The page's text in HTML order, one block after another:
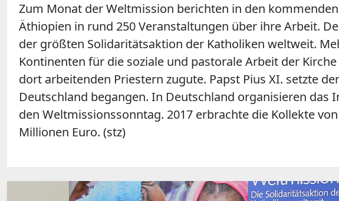
Zum Monat der Weltmission berichten in den
Äthiopien in rund 250 Veranstaltungen über ihre Arbeit.
der größten Solidaritätsaktion der Katholiken weltweit.
Kontinenten für die soziale und pastorale Arbeit der
dort arbeitenden Priestern zugute. Papst Pius XI. setzte
Deutschland begangen. In Deutschland organisieren
den Weltmissionssonntag. 2017 erbrachte die Kollekte
Millionen Euro. (stz)